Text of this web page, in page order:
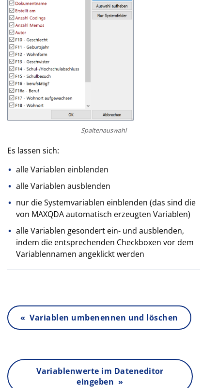
Spaltenauswahl
Es lassen sich:
alle Variablen einblenden
alle Variablen ausblenden
nur die Systemvariablen einblenden (das sind die
von MAX­QDA automatisch erzeugten Variablen)
alle Variablen gesondert ein- und ausblenden,
indem die entsprechenden Checkboxen vor dem
Variablennamen angeklickt werden
« Variablen umbenennen und löschen
Variablenwerte im Dateneditor
eingeben »